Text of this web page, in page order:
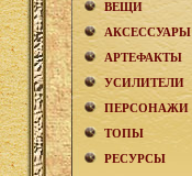
ВЕЩИ
АКCЕСCУАРЫ
АРТЕФАКТЫ
УСИЛИТЕЛИ
ПЕРСОНАЖИ
ТОПЫ
РЕСУРСЫ